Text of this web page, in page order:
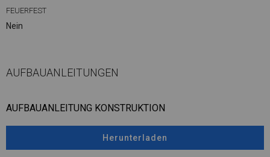
FEUERFEST
Nein
AUFBAUANLEITUNGEN
AUFBAUANLEITUNG KONSTRUKTION
Herunterladen